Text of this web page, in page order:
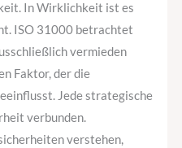
In Wirklichkeit ist es
ISO 31000 betrachtet
vermieden
Faktor, der die
Jede strategische
verbunden.
verstehen,